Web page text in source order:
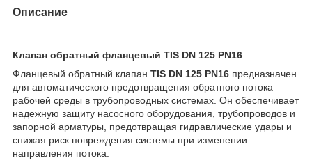
Описание
Клапан обратный фланцевый TIS DN 125 PN16
Фланцевый обратный клапан TIS DN 125 PN16 предназначен
для автоматического предотвращения обратного потока
рабочей среды в трубопроводных системах. Он обеспечивает
надежную защиту насосного оборудования, трубопроводов и
запорной арматуры, предотвращая гидравлические удары и
снижая риск повреждения системы при изменении
направления потока.